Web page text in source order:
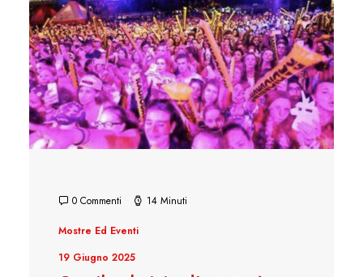
0 Commenti 14 Minuti
Mostre Ed Eventi
19 Giugno 2025